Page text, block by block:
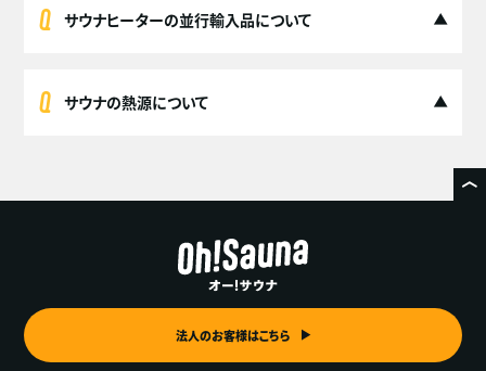
サウナヒーターの並行輸入品について
サウナの熱源について
法人のお客様はこちら